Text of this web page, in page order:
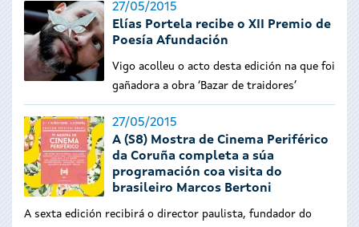
27/05/2015
Elías Portela recibe o XII Premio de
Poesía Afundación
Vigo acolleu o acto desta edición na que foi
gañadora a obra ‘Bazar de traidores’
27/05/2015
A (S8) Mostra de Cinema Periférico
da Coruña completa a súa
programación coa visita do
brasileiro Marcos Bertoni
A sexta edición recibirá o director paulista, fundador do